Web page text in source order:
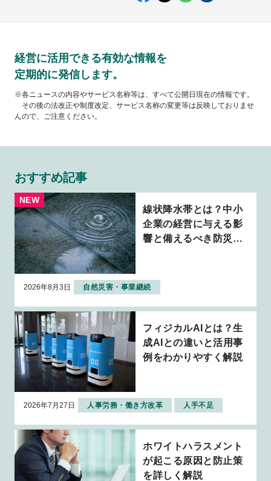
経営に活用できる有効な情報を
定期的に発信します。
※各ニュースの内容やサービス名称等は、すべて公開日現在の情報です。
その後の法改正や制度改定、サービス名称の変更等は反映しておりませ
んので、ご注意ください。
おすすめ記事
線状降水帯とは？中小
企業の経営に与える影
響と備えるべき防災・
2026年8月3日 自然災害・事業継続
フィジカルAIとは？生
成AIとの違いと活用事
例をわかりやすく解説
2026年7月27日 人事労務・働き方改革 人手不足
ホワイトハラスメント
が起こる原因と防止策
を詳しく解説